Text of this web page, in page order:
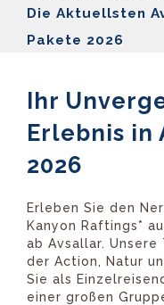
Die Aktuellsten
Pakete 2026
Ihr
Erlebnis in
2026
Erleben Sie den
Kanyon Raftings*
ab Avsallar.
der Action, Natur
Sie als
einer großen